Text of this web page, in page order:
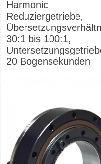
Harmonic
Reduziergetriebe,
30:1 bis 100:1,
20 Bogensekunden